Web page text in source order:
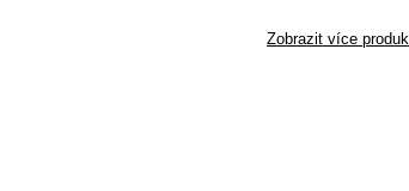
Zobrazit více